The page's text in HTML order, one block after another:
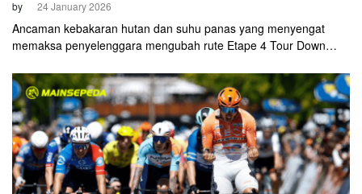
by 24 January 2026
Ancaman kebakaran hutan dan suhu panas yang menyengat
memaksa penyelenggara mengubah rute Etape 4 Tour Down
Ethan Vernon (NSN Cycling) berhasil keluar sebagai aktor
utamanya.